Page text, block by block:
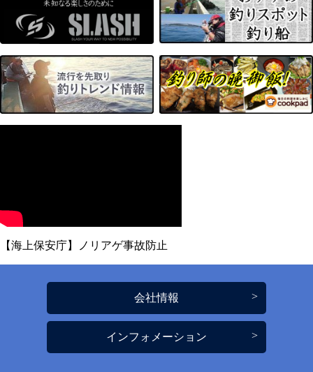
【海上保安庁】ノリアゲ事故防止
会社情報
インフォメーション